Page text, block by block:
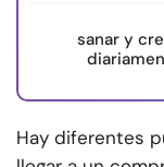
sanar y
Hay diferentes